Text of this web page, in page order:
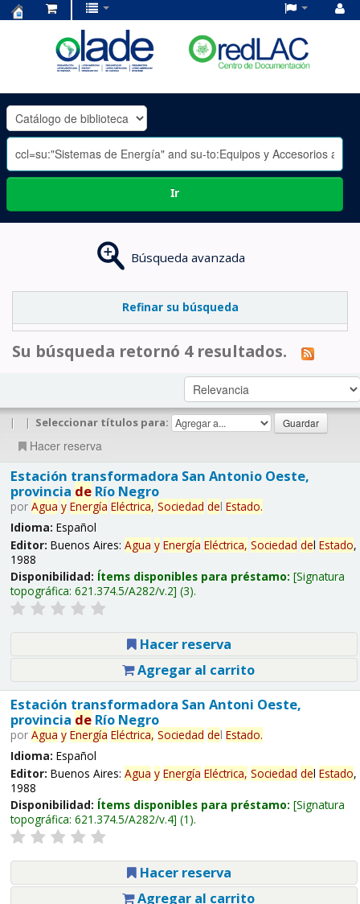
OLADE
-
Ir
Búsqueda avanzada
Refinar su búsqueda
Su búsqueda retornó 4 resultados.
| | Seleccionar títulos para:
Hacer reserva
Estación transformadora San Antonio Oeste,
provincia deRío Negro
por Agua y Energía Eléctrica, Sociedad del Estado.
Idioma: Español
Editor: Buenos Aires: Agua y Energía Eléctrica, Sociedad del Estado,
1988
Disponibilidad: Ítems disponibles para préstamo: Signatura
topográfica: 621.374.5/A282/v.2 (3).
Hacer reserva
Agregar al carrito
Estación transformadora San Antoni Oeste,
provincia deRío Negro
por Agua y Energía Eléctrica, Sociedad del Estado.
Idioma: Español
Editor: Buenos Aires: Agua y Energía Eléctrica, Sociedad del Estado,
1988
Disponibilidad: Ítems disponibles para préstamo: Signatura
topográfica: 621.374.5/A282/v.4 (1).
Hacer reserva
Agregar al carrito